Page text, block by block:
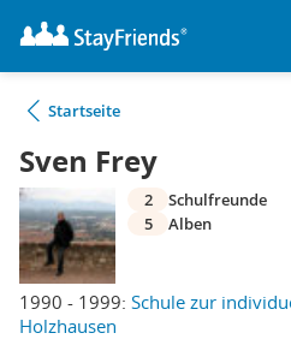
Startseite
Sven Frey
1990 - 1999: Schule zur
Holzhausen
2
Schulfreunde
5
Alben